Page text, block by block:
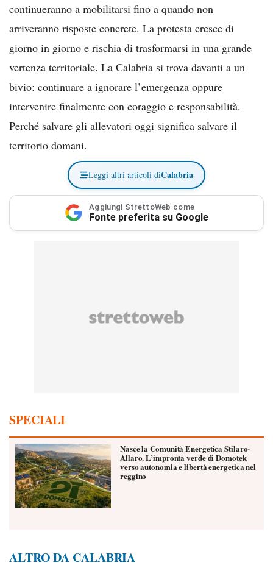
continueranno a mobilitarsi fino a quando non
arriveranno risposte concrete. La protesta cresce di
giorno in giorno e rischia di trasformarsi in una grande
vertenza territoriale. La Calabria si trova davanti a un
bivio: continuare a ignorare l’emergenza oppure
intervenire finalmente con coraggio e responsabilità.
Perché salvare gli allevatori oggi significa salvare il
territorio domani.
Leggi altri articoli diCalabria
Aggiungi StrettoWeb come
Fonte preferita su Google
SPECIALI
Nasce la Comunità Energetica Stilaro-
Allaro. L’impronta verde di Domotek
verso autonomia e libertà energetica nel
reggino
ALTRO DA CALABRIA